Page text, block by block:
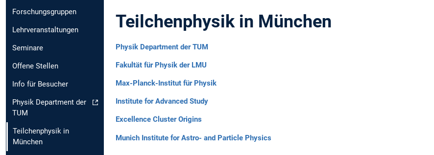
Forschungsgruppen
Lehrveranstaltungen
Seminare
Offene Stellen
Info für Besucher
Physik Department der
TUM
Teilchenphysik in
München
Teilchenphysik in München
Physik Department der TUM
Fakultät für Physik der LMU
Max-Planck-Institut für Physik
Institute for Advanced Study
Excellence Cluster Origins
Munich Institute for Astro- and Particle Physics